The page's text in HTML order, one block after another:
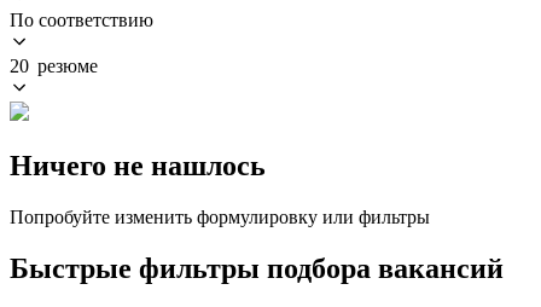
По соответствию
20 резюме
Ничего не нашлось
Попробуйте изменить формулировку или фильтры
Быстрые фильтры подбора вакансий